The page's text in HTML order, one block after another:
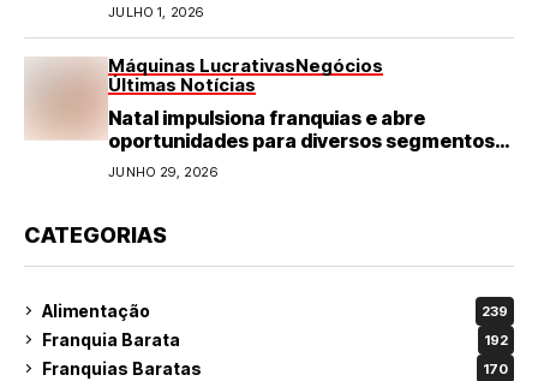
JULHO 1, 2026
Máquinas LucrativasNegócios
Últimas Notícias
Natal impulsiona franquias e abre
oportunidades para diversos segmentos
do varejo
JUNHO 29, 2026
CATEGORIAS
Alimentação 239
Franquia Barata 192
Franquias Baratas 170